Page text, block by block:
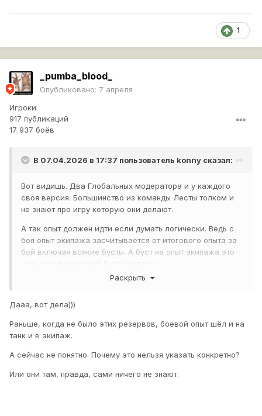
1
_pumba_blood_
Опубликовано: 7 апреля
Игроки
917 публикаций
17 937 боёв
В 07.04.2026 в 17:37 пользователь konny сказал:
Вот видишь. Два Глобальных модератора и у каждого
своя версия. Большинство из команды Лесты толком и
не знают про игру которую они делают.
А так опыт должен идти если думать логически. Ведь с
боя опыт экипажа засчитывается от итогового опыта за
бой включая всякие бусты. А буст на опыт экипажа это
Раскрыть
Дааа, вот дела)))
Раньше, когда не было этих резервов, боевой опыт шёл и на
танк и в экипаж.
А сейчас не понятно. Почему это нельзя указать конкретно?
Или они там, правда, сами ничего не знают.